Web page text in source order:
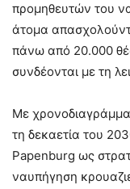
προμηθευτών του
άτομα
πάνω από 20.000
συνδέονται με τη
Με
τη δεκαετία του
Papenburg ως
ναυπήγηση